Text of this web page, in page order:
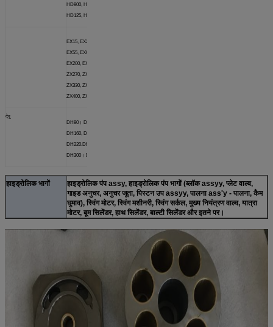
HD800, HD820, HD900,
HD125, HD1430, HD1880
EX15, EX22, EX30, EX35,
EX55, EX60, EX100, EX120,
EX200, EX220, ZX230,
ZX270, ZX330, ZX300,
ZX330, ZX350, ZX360,
ZX400, ZX450, ZX550
देवू
DH80। DH55, DH150,
DH160, DH200,
DH220.DH225, DH258,
DH300। DH330, DH360
हाइड्रोलिक भागों
हाइड्रोलिक पंप assy, ​​हाइड्रोलिक पंप भागों (ब्लॉक assyy, प्लेट वाल्व,
गाइड अनुचर, अनुचर जूता, पिस्टन उप assyy, पालना ass'y - पालना, कैम
घुमाव), स्विंग मोटर, स्विंग मशीनरी, स्विंग सर्कल, मुख्य नियंत्रण वाल्व, यात्रा
मोटर, बूम सिलेंडर, हाथ सिलेंडर, बाल्टी सिलेंडर और इतने पर।